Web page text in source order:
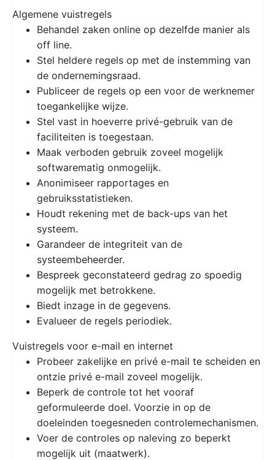
Algemene vuistregels
Behandel zaken online op dezelfde manier als
off line.
Stel heldere regels op met de instemming van
de ondernemingsraad.
Publiceer de regels op een voor de werknemer
toegankelijke wijze.
Stel vast in hoeverre privé-gebruik van de
faciliteiten is toegestaan.
Maak verboden gebruik zoveel mogelijk
softwarematig onmogelijk.
Anonimiseer rapportages en
gebruiksstatistieken.
Houdt rekening met de back-ups van het
systeem.
Garandeer de integriteit van de
systeembeheerder.
Bespreek geconstateerd gedrag zo spoedig
mogelijk met betrokkene.
Biedt inzage in de gegevens.
Evalueer de regels periodiek.
Vuistregels voor e-mail en internet
Probeer zakelijke en privé e-mail te scheiden en
ontzie privé e-mail zoveel mogelijk.
Beperk de controle tot het vooraf
geformuleerde doel. Voorzie in op de
doeleinden toegesneden controlemechanismen.
Voer de controles op naleving zo beperkt
mogelijk uit (maatwerk).